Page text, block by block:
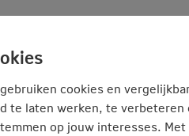
cookies en
te laten werken, te
op jouw interesses.